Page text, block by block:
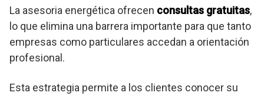
La asesoria energética ofrecen consultas gratuitas,
lo que elimina una barrera importante para que tanto
empresas como particulares accedan a orientación
profesional.
Esta estrategia permite a los clientes conocer su